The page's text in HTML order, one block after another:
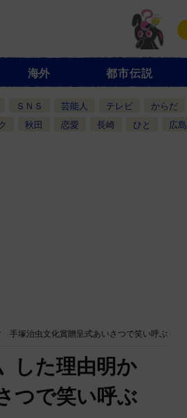
海外 都市伝説
ＳＮＳ 芸能人 テレビ からだ
秋田 恋愛 長崎 ひと 広島
塚治虫文化賞贈呈式あいさつで笑い呼ぶ
した理由明か
つで笑い呼ぶ